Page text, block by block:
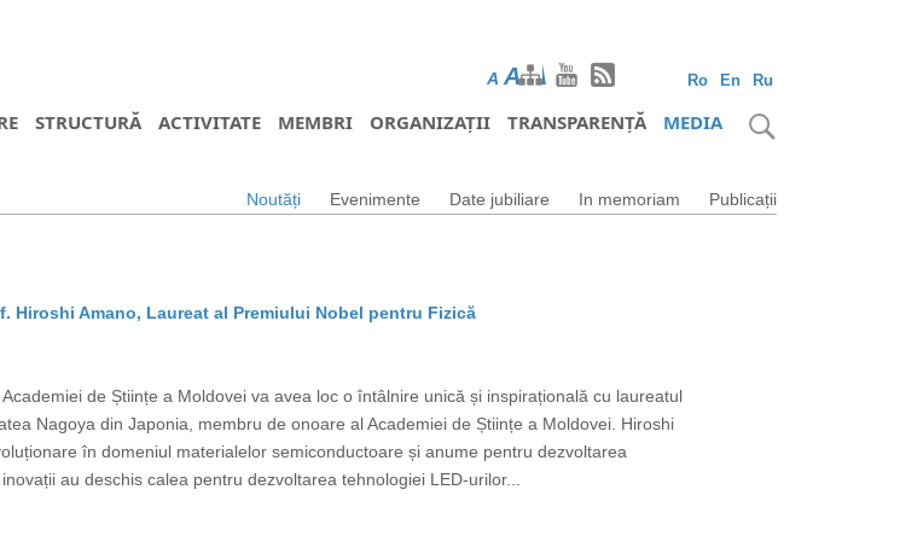
Ro En Ru
A AA
STRUCTURĂ ACTIVITATE MEMBRI ORGANIZAȚII TRANSPARENȚĂ MEDIA
Noutăți Evenimente Date jubiliare In memoriam Publicații
Hiroshi Amano, Laureat al Premiului Nobel pentru Fizică
de Științe a Moldovei va avea loc o întâlnire unică și inspirațională cu laureatul
Nagoya din Japonia, membru de onoare al Academiei de Științe a Moldovei. Hiroshi
în domeniul materialelor semiconductoare și anume pentru dezvoltarea
au deschis calea pentru dezvoltarea tehnologiei LED-urilor...